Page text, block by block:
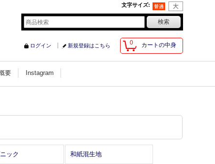
文字サイズ:
0 カートの中身
ログイン 新規登録はこちら
要 Instagram
ック 和紙混生地